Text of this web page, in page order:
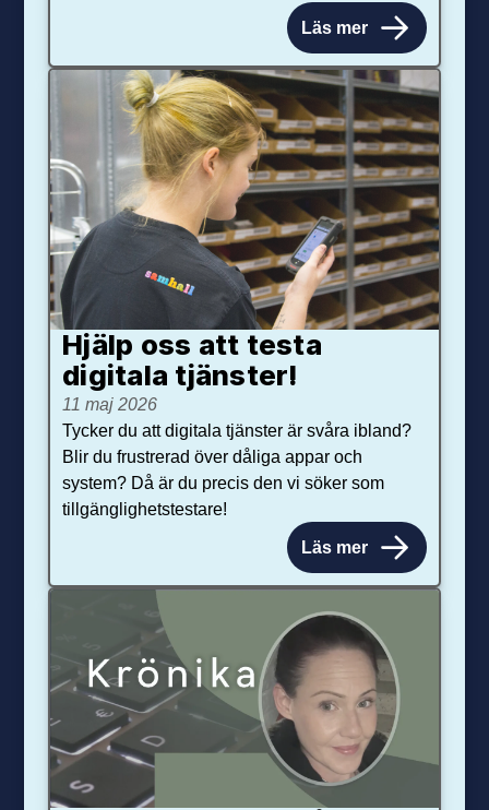
Läs mer
Hjälp oss att testa
digitala tjänster!
11 maj 2026
Tycker du att digitala tjänster är svåra ibland?
Blir du frustrerad över dåliga appar och
system? Då är du precis den vi söker som
tillgänglighetstestare!
Läs mer